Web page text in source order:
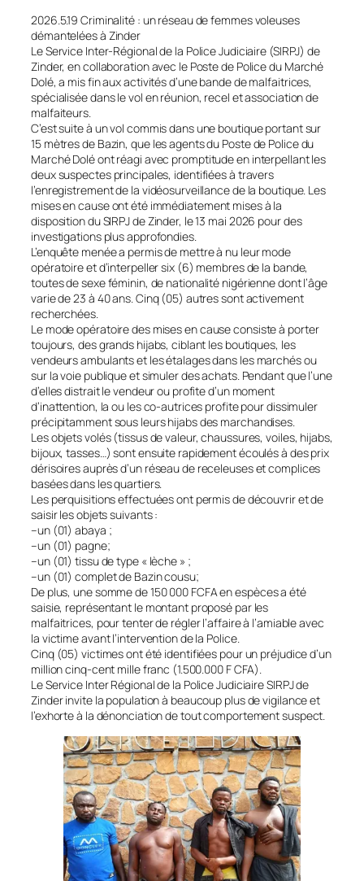
2026.5.19 Criminalité : un réseau de femmes voleuses
démantelées à Zinder
Le Service Inter-Régional de la Police Judiciaire (SIRPJ) de
Zinder, en collaboration avec le Poste de Police du Marché
Dolé, a mis fin aux activités d’une bande de malfaitrices,
spécialisée dans le vol en réunion, recel et association de
malfaiteurs.
C’est suite à un vol commis dans une boutique portant sur
15 mètres de Bazin, que les agents du Poste de Police du
Marché Dolé ont réagi avec promptitude en interpellant les
deux suspectes principales, identifiées à travers
l’enregistrement de la vidéosurveillance de la boutique. Les
mises en cause ont été immédiatement mises à la
disposition du SIRPJ de Zinder, le 13 mai 2026 pour des
investigations plus approfondies.
L’enquête menée a permis de mettre à nu leur mode
opératoire et d’interpeller six (6) membres de la bande,
toutes de sexe féminin, de nationalité nigérienne dont l’âge
varie de 23 à 40 ans. Cinq (05) autres sont activement
recherchées.
Le mode opératoire des mises en cause consiste à porter
toujours, des grands hijabs, ciblant les boutiques, les
vendeurs ambulants et les étalages dans les marchés ou
sur la voie publique et simuler des achats. Pendant que l’une
d’elles distrait le vendeur ou profite d’un moment
d’inattention, la ou les co-autrices profite pour dissimuler
précipitamment sous leurs hijabs des marchandises.
Les objets volés (tissus de valeur, chaussures, voiles, hijabs,
bijoux, tasses…) sont ensuite rapidement écoulés à des prix
dérisoires auprès d’un réseau de receleuses et complices
basées dans les quartiers.
Les perquisitions effectuées ont permis de découvrir et de
saisir les objets suivants :
–un (01) abaya ;
–un (01) pagne;
–un (01) tissu de type « lèche » ;
–un (01) complet de Bazin cousu;
De plus, une somme de 150 000 FCFA en espèces a été
saisie, représentant le montant proposé par les
malfaitrices, pour tenter de régler l’affaire à l’amiable avec
la victime avant l’intervention de la Police.
Cinq (05) victimes ont été identifiées pour un préjudice d’un
million cinq-cent mille franc (1.500.000 F CFA).
Le Service Inter Régional de la Police Judiciaire SIRPJ de
Zinder invite la population à beaucoup plus de vigilance et
l’exhorte à la dénonciation de tout comportement suspect.